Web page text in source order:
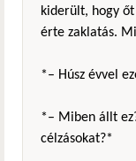
kiderült, hogy őt
érte zaklatás.
*– Húsz évvel
*– Miben állt
célzásokat?*